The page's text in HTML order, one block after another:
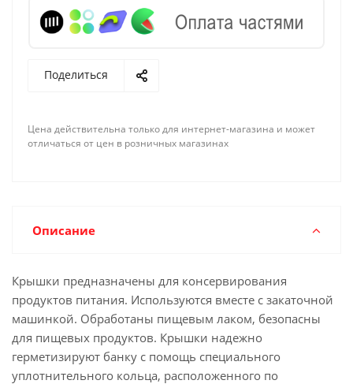
Поделиться
Цена действительна только для интернет-магазина и может
отличаться от цен в розничных магазинах
Описание
Крышки предназначены для консервирования
продуктов питания. Используются вместе с закаточной
машинкой. Обработаны пищевым лаком, безопасны
для пищевых продуктов. Крышки надежно
герметизируют банку с помощь специального
уплотнительного кольца, расположенного по